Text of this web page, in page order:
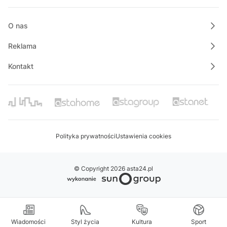
Wiadomości Styl życia Kultura Sport
O nas
Reklama
Kontakt
Polityka prywatnościUstawienia cookies
© Copyright 2026 asta24.pl